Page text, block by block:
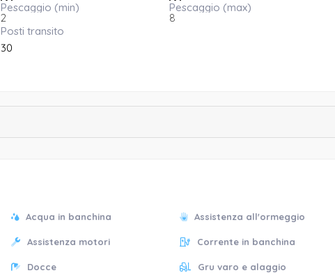
Pescaggio (min)
2
Pescaggio (max)
8
Posti transito
30
Acqua in banchina Assistenza all'ormeggio
Assistenza motori Corrente in banchina
Docce Gru varo e alaggio